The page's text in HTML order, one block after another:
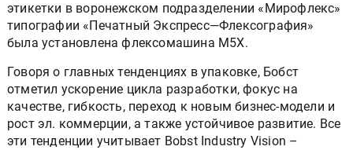
этикетки в воронежском подразделении «Мирофлекс»
типографии «Печатный Экспресс—Флексография»
была установлена флексомашина M5X.
Говоря о главных тенденциях в упаковке, Бобст
отметил ускорение цикла разработки, фокус на
качестве, гибкость, переход к новым бизнес-модели и
рост эл. коммерции, а также устойчивое развитие. Все
эти тенденции учитывает Bobst Industry Vision –